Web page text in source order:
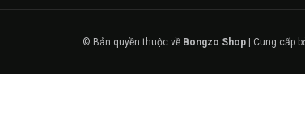
© Bản quyền thuộc về Bongzo Shop | Cung cấp